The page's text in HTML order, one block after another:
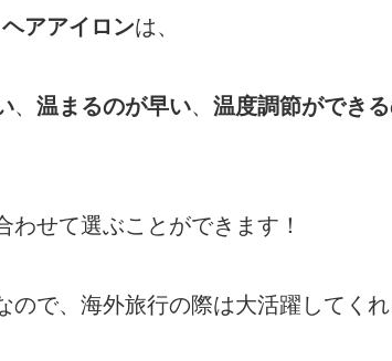
アアイロンは、
、 温まるのが早い、 温度調節ができる
わせて選ぶことができます！
ので、海外旅行の際は大活躍してくれ